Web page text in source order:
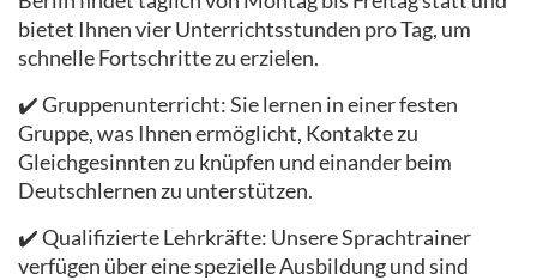
bietet Ihnen vier Unterrichtsstunden pro Tag, um
schnelle Fortschritte zu erzielen.
✔️ Gruppenunterricht: Sie lernen in einer festen
Gruppe, was Ihnen ermöglicht, Kontakte zu
Gleichgesinnten zu knüpfen und einander beim
Deutschlernen zu unterstützen.
✔️ Qualifizierte Lehrkräfte: Unsere Sprachtrainer
verfügen über eine spezielle Ausbildung und sind